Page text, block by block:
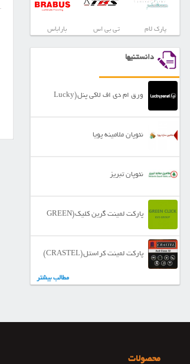
پارک لام تی بی اس باراباس
دانستنیها
ورق ام دی اف لاکی پنل(Lucky
نئوپان ملامینه پویا
نئوپان تبریز
پارکت لمینت گرین کلیک(GREEN
CLICK)
پارکت لمینت کراستل(CRASTEL)
مطالب بیشتر
محصولات